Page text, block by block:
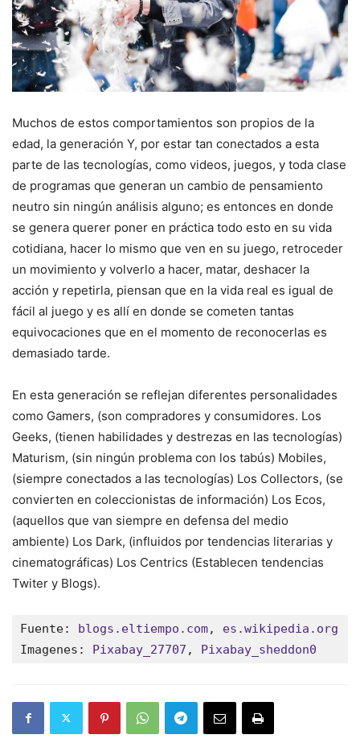
Muchos de estos comportamientos son propios de la
edad, la generación Y, por estar tan conectados a esta
parte de las tecnologías, como videos, juegos, y toda clase
de programas que generan un cambio de pensamiento
neutro sin ningún análisis alguno; es entonces en donde
se genera querer poner en práctica todo esto en su vida
cotidiana, hacer lo mismo que ven en su juego, retroceder
un movimiento y volverlo a hacer, matar, deshacer la
acción y repetirla, piensan que en la vida real es igual de
fácil al juego y es allí en donde se cometen tantas
equivocaciones que en el momento de reconocerlas es
demasiado tarde.
En esta generación se reflejan diferentes personalidades
como Gamers, (son compradores y consumidores. Los
Geeks, (tienen habilidades y destrezas en las tecnologías)
Maturism, (sin ningún problema con los tabús) Mobiles,
(siempre conectados a las tecnologías) Los Collectors, (se
convierten en coleccionistas de información) Los Ecos,
(aquellos que van siempre en defensa del medio
ambiente) Los Dark, (influidos por tendencias literarias y
cinematográficas) Los Centrics (Establecen tendencias
Twiter y Blogs).
Fuente: blogs.eltiempo.com, es.wikipedia.org
Imagenes: Pixabay_27707 , Pixabay_sheddon0